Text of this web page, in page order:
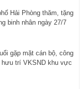
Hải Phòng thăm, tặng
binh nhân ngày 27/7
gặp mặt cán bộ, công
trí VKSND khu vực